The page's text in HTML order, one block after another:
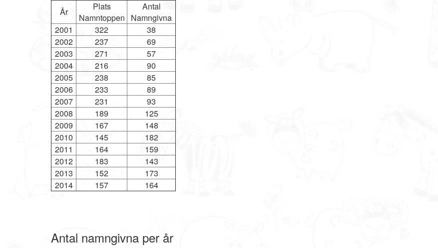
År
Plats
Namntoppen
Antal
Namngivna
2001
322
38
2002
237
69
2003
271
57
2004
216
90
2005
238
85
2006
233
89
2007
231
93
2008
189
125
2009
167
148
2010
145
182
2011
164
159
2012
183
143
2013
152
173
2014
157 164
Antal namngivna per år